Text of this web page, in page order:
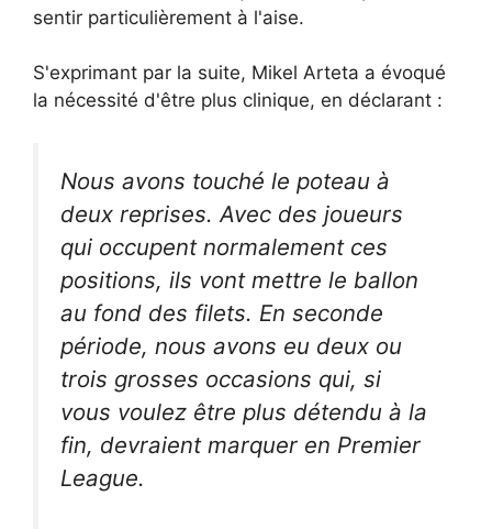
sentir particulièrement à l'aise.
S'exprimant par la suite, Mikel Arteta a évoqué
la nécessité d'être plus clinique, en déclarant :
Nous avons touché le poteau à
deux reprises. Avec des joueurs
qui occupent normalement ces
positions, ils vont mettre le ballon
au fond des filets. En seconde
période, nous avons eu deux ou
trois grosses occasions qui, si
vous voulez être plus détendu à la
fin, devraient marquer en Premier
League.